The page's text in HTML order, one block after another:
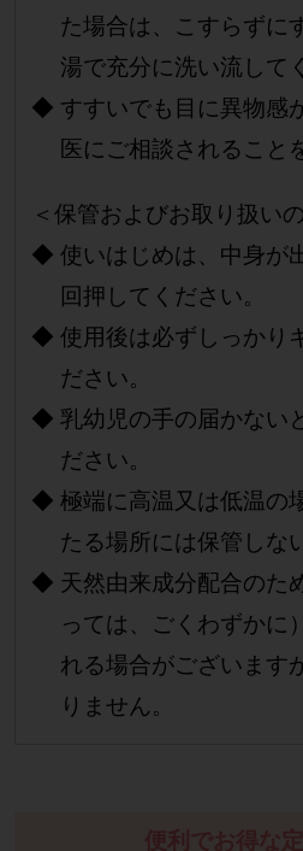
た場合は、こすらずに
湯で充分に洗い流して
すすいでも目に異物感
医にご相談されること
＜保管およびお取り扱い
使いはじめは、中身が
回押してください。
使用後は必ずしっかり
ださい。
乳幼児の手の届かない
ださい。
極端に高温又は低温の
たる場所には保管しな
天然由来成分配合のた
っては、ごくわずかに
れる場合がございます
りません。